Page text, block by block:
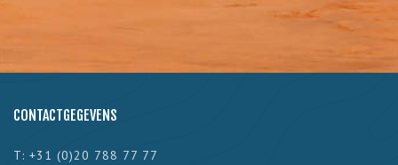
CONTACTGEGEVENS
T: +31 (0)20 788 77 77